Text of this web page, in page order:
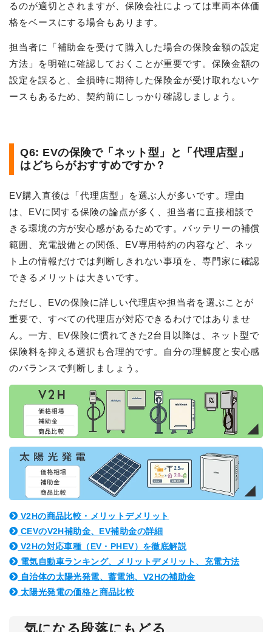
るのが適切とされますが、保険会社によっては車両本体価
格をベースにする場合もあります。
担当者に「補助金を受けて購入した場合の保険金額の設定
方法」を明確に確認しておくことが重要です。保険金額の
設定を誤ると、全損時に期待した保険金が受け取れないケ
ースもあるため、契約前にしっかり確認しましょう。
Q6: EVの保険で「ネット型」と「代理店型」
はどちらがおすすめですか？
EV購入直後は「代理店型」を選ぶ人が多いです。理由
は、EVに関する保険の論点が多く、担当者に直接相談で
きる環境の方が安心感があるためです。バッテリーの補償
範囲、充電設備との関係、EV専用特約の内容など、ネッ
ト上の情報だけでは判断しきれない事項を、専門家に確認
できるメリットは大きいです。
ただし、EVの保険に詳しい代理店や担当者を選ぶことが
重要で、すべての代理店が対応できるわけではありませ
ん。一方、EV保険に慣れてきた2台目以降は、ネット型で
保険料を抑える選択も合理的です。自分の理解度と安心感
のバランスで判断しましょう。
V2Hの商品比較・メリットデメリット
CEVのV2H補助金、EV補助金の詳細
V2Hの対応車種（EV・PHEV）を徹底解説
電気自動車ランキング、メリットデメリット、充電方法
自治体の太陽光発電、蓄電池、V2Hの補助金
太陽光発電の価格と商品比較
気になる段落にもどる